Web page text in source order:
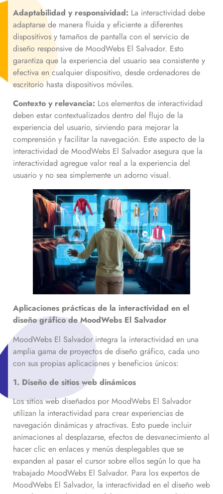
Adaptabilidad y responsividad: La interactividad debe
adaptarse de manera fluida y eficiente a diferentes
dispositivos y tamaños de pantalla con el servicio de
diseño responsive de MoodWebs El Salvador. Esto
garantiza que la experiencia del usuario sea consistente y
efectiva en cualquier dispositivo, desde ordenadores de
escritorio hasta dispositivos móviles.
Contexto y relevancia: Los elementos de interactividad
deben estar contextualizados dentro del flujo de la
experiencia del usuario, sirviendo para mejorar la
comprensión y facilitar la navegación. Este aspecto de la
interactividad de MoodWebs El Salvador asegura que la
interactividad agregue valor real a la experiencia del
usuario y no sea simplemente un adorno visual.
Aplicaciones prácticas de la interactividad en el
diseño gráfico de MoodWebs El Salvador
MoodWebs El Salvador integra la interactividad en una
amplia gama de proyectos de diseño gráfico, cada uno
con sus propias aplicaciones y beneficios únicos:
1. Diseño de sitios web dinámicos
Los sitios web diseñados por MoodWebs El Salvador
utilizan la interactividad para crear experiencias de
navegación dinámicas y atractivas. Esto puede incluir
animaciones al desplazarse, efectos de desvanecimiento al
hacer clic en enlaces y menús desplegables que se
expanden al pasar el cursor sobre ellos según lo que ha
trabajado MoodWebs El Salvador. Para los expertos de
MoodWebs El Salvador, la interactividad en el diseño web